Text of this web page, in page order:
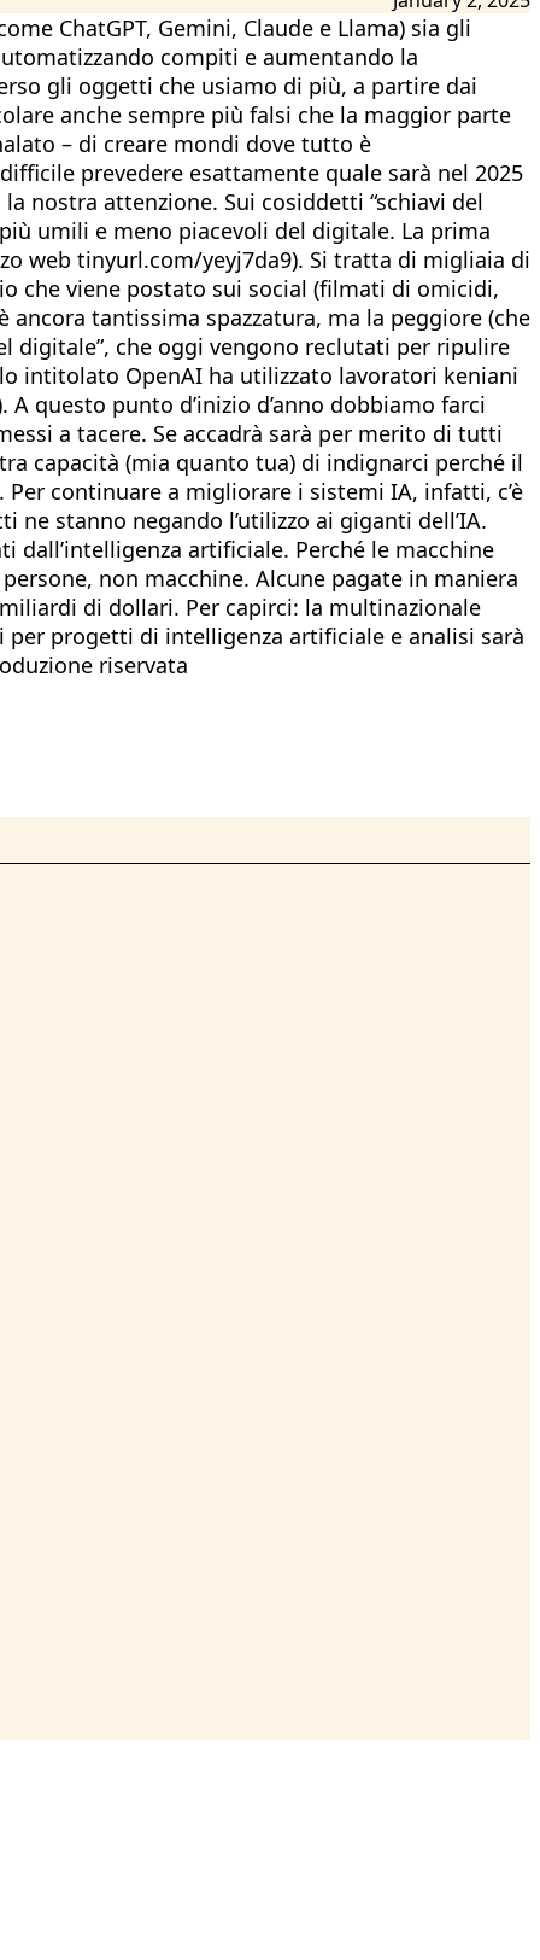
ChatGPT, Gemini, Claude e Llama) sia gli
compiti e aumentando la
gli oggetti che usiamo di più, a partire dai
anche sempre più falsi che la maggior parte
– di creare mondi dove tutto è
prevedere esattamente quale sarà nel 2025
nostra attenzione. Sui cosiddetti “schiavi del
umili e meno piacevoli del digitale. La prima
web tinyurl.com/yeyj7da9). Si tratta di migliaia di
che viene postato sui social (filmati di omicidi,
tantissima spazzatura, ma la peggiore (che
digitale”, che oggi vengono reclutati per ripulire
intitolato OpenAI ha utilizzato lavoratori keniani
questo punto d’inizio d’anno dobbiamo farci
a tacere. Se accadrà sarà per merito di tutti
capacità (mia quanto tua) di indignarci perché il
continuare a migliorare i sistemi IA, infatti, c’è
stanno negando l’utilizzo ai giganti dell’IA.
artificiale. Perché le macchine
non macchine. Alcune pagate in maniera
di dollari. Per capirci: la multinazionale
per progetti di intelligenza artificiale e analisi sarà
riservata